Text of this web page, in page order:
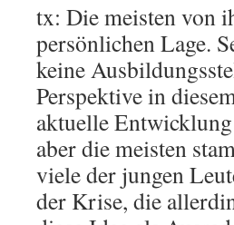
tx: Die meisten von
persönlichen Lage.
keine
Perspektive in
aktuelle
aber die meisten
viele der jungen
der Krise, die